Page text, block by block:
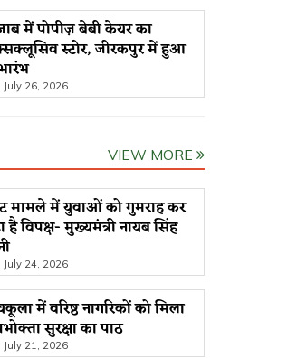
में पोपीज़ बेबी केयर का
स्टोर, जीरकपुर में हुआ
July 26, 2026
VIEW MORE
मामले में युवाओं को गुमराह कर
है विपक्ष- मुख्यमंत्री नायब सिंह
July 24, 2026
में वरिष्ठ नागरिकों को मिला
सुरक्षा का पाठ
July 21, 2026